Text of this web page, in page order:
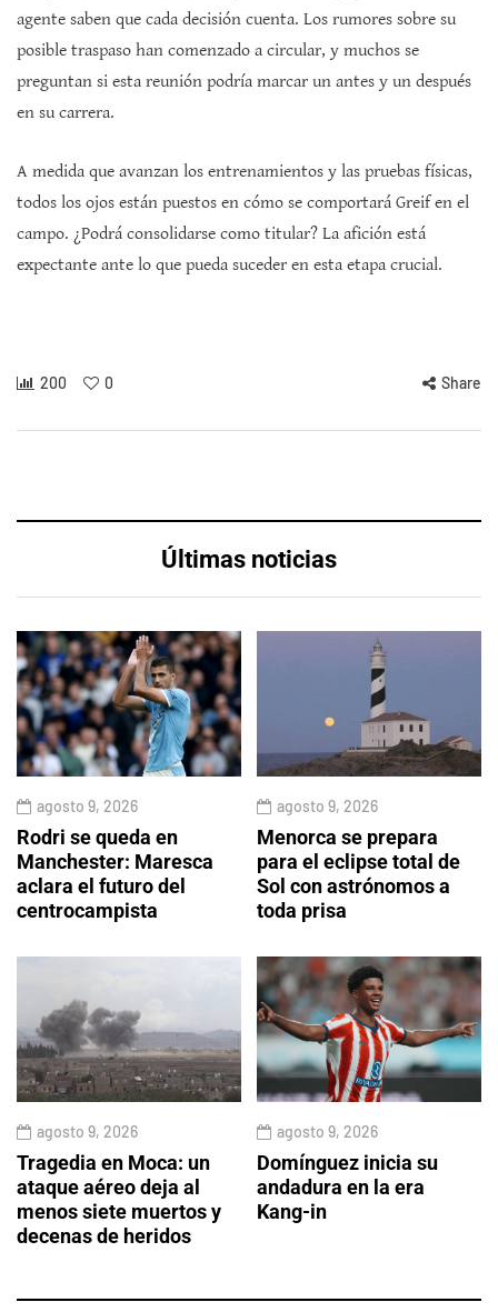
agente saben que cada decisión cuenta. Los rumores sobre su
posible traspaso han comenzado a circular, y muchos se
preguntan si esta reunión podría marcar un antes y un después
en su carrera.
A medida que avanzan los entrenamientos y las pruebas físicas,
todos los ojos están puestos en cómo se comportará Greif en el
campo. ¿Podrá consolidarse como titular? La afición está
expectante ante lo que pueda suceder en esta etapa crucial.
200 0 Share
Últimas noticias
agosto 9, 2026
Rodri se queda en
Manchester: Maresca
aclara el futuro del
centrocampista
agosto 9, 2026
Menorca se prepara
para el eclipse total de
Sol con astrónomos a
toda prisa
agosto 9, 2026
Tragedia en Moca: un
ataque aéreo deja al
menos siete muertos y
decenas de heridos
agosto 9, 2026
Domínguez inicia su
andadura en la era
Kang-in